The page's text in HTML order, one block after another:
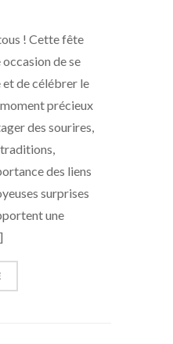
! Cette fête
de se
de célébrer le
moment précieux
des sourires,
des liens
surprises
une